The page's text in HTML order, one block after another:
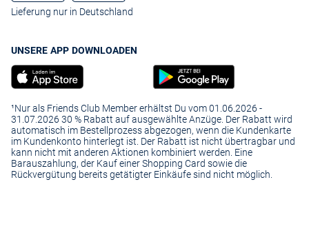
Lieferung nur in Deutschland
UNSERE APP DOWNLOADEN
¹Nur als Friends Club Member erhältst Du vom 01.06.2026 -
31.07.2026 30 % Rabatt auf ausgewählte Anzüge. Der Rabatt wird
automatisch im Bestellprozess abgezogen, wenn die Kundenkarte
im Kundenkonto hinterlegt ist. Der Rabatt ist nicht übertragbar und
kann nicht mit anderen Aktionen kombiniert werden. Eine
Barauszahlung, der Kauf einer Shopping Card sowie die
Rückvergütung bereits getätigter Einkäufe sind nicht möglich.